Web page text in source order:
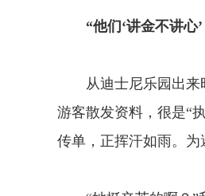
“他们‘讲金不讲心
从迪士尼乐园出来时
游客散发资料，很是“
传单，正挥汗如雨。为